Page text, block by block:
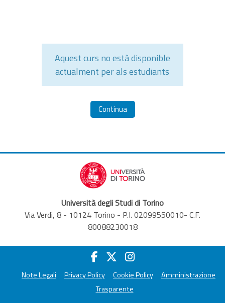
Aquest curs no està disponible
actualment per als estudiants
Continua
Università degli Studi di Torino
Via Verdi, 8 - 10124 Torino - P.I. 02099550010- C.F.
80088230018
Note Legali Privacy Policy Cookie Policy
Amministrazione
Trasparente